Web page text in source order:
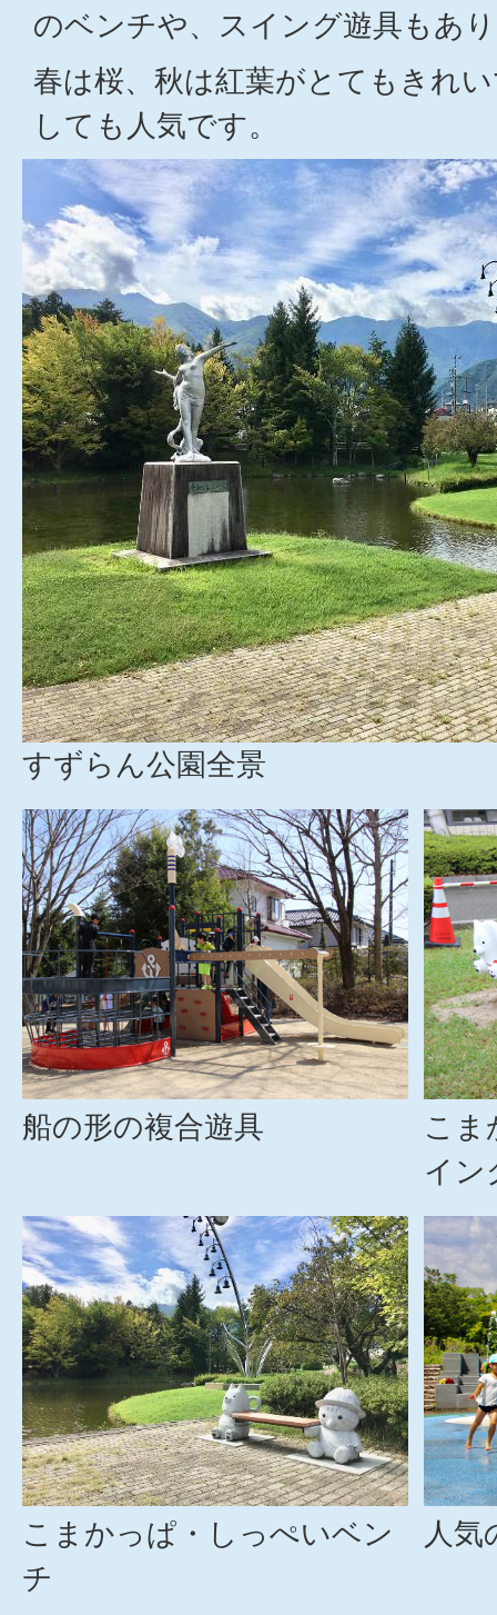
のベンチや、スイング遊具もあ
春は桜、秋は紅葉がとてもきれ
しても人気です。
すずらん公園全景
船の形の複合遊具
こま
イン
こまかっぱ・しっぺいベン
チ
人気